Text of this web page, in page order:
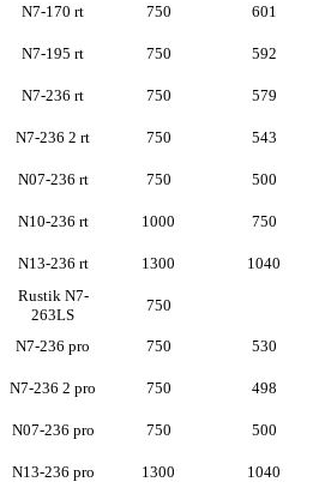
N7-170 rt 750 601
N7-195 rt 750 592
N7-236 rt 750 579
N7-236 2 rt 750 543
N07-236 rt 750 500
N10-236 rt 1000 750
N13-236 rt 1300 1040
Rustik N7-
263LS
750
N7-236 pro 750 530
N7-236 2 pro 750 498
N07-236 pro 750 500
N13-236 pro 1300 1040